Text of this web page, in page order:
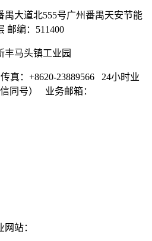
禺大道北555号广州番禺天安节能
邮编：511400
丰马头镇工业园
真：+8620-23889566 24小时业
同号） 业务邮箱：
站：